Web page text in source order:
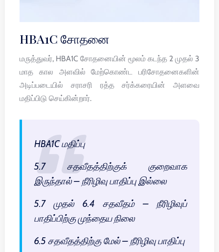
HBA1C சோதனை
மருத்துவர், HBA1C சோதனையின் மூலம் கடந்த 2 முதல் 3
மாத கால அளவில் மேற்கொண்ட பரிசோதனைகளின்
அடிப்படையில் சராசரி ரத்த சர்க்கரையின் அளவை
மதிப்பிடு செய்கின்றார்.
HBA1C மதிப்பு
5.7 சதவீதத்திற்குக் குறைவாக
இருந்தால் – நீரிழிவு பாதிப்பு இல்லை
5.7 முதல் 6.4 சதவீதம் – நீரிழிவுப்
பாதிப்பிற்கு முந்தைய நிலை
6.5 சதவீதத்திற்கு மேல் – நீரிழிவு பாதிப்பு